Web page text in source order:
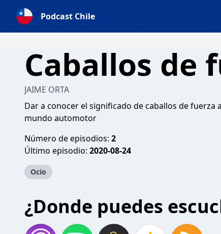
Podcast Chile
Caballos de
JAIME ORTA
Dar a conocer el significado de caballos de
mundo automotor
Número de episodios: 2
Último episodio: 2020-08-24
Ocio
¿Donde puedes